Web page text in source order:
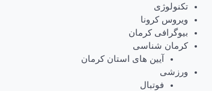
تکنولوژی
ویروس کرونا
بیوگرافی کرمان
کرمان شناسی
آیین های استان کرمان
ورزشی
فوتبال